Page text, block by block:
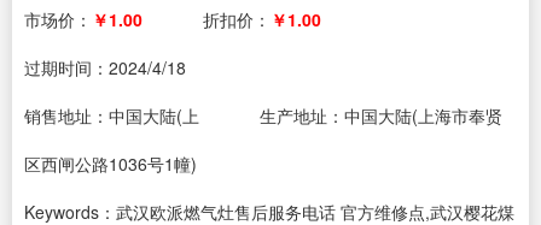
市场价： ￥1.00 折扣价： ￥1.00
过期时间： 2024/4/18
销售地址：中国大陆(上
生产地址：中国大陆(上海市奉贤
区西闸公路1036号1幢)
Keywords：武汉欧派燃气灶售后服务电话 官方维修点,武汉樱花煤